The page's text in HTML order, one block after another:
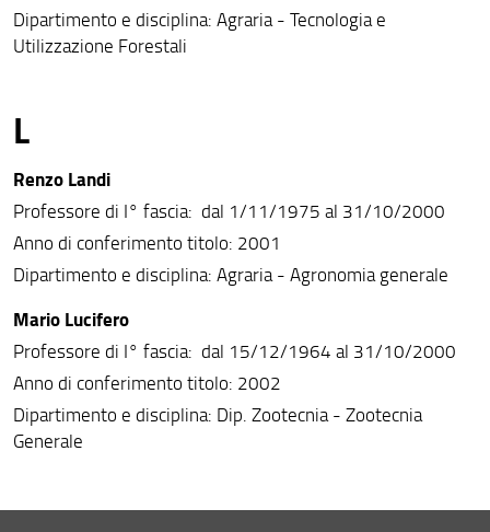
Dipartimento e disciplina: Agraria - Tecnologia e
Utilizzazione Forestali
L
Renzo Landi
Professore di I° fascia: dal 1/11/1975 al 31/10/2000
Anno di conferimento titolo: 2001
Dipartimento e disciplina: Agraria - Agronomia generale
Mario Lucifero
Professore di I° fascia: dal 15/12/1964 al 31/10/2000
Anno di conferimento titolo: 2002
Dipartimento e disciplina: Dip. Zootecnia - Zootecnia
Generale